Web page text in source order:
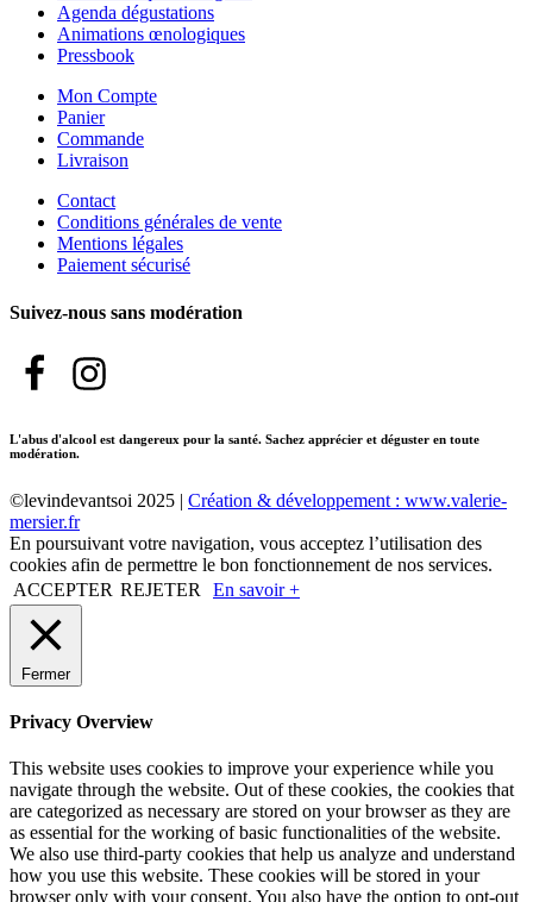
Agenda dégustations
Animations œnologiques
Pressbook
Mon Compte
Panier
Commande
Livraison
Contact
Conditions générales de vente
Mentions légales
Paiement sécurisé
Suivez-nous sans modération
L'abus d'alcool est dangereux pour la santé. Sachez apprécier et déguster en toute
modération.
©levindevantsoi 2025 | Création & développement : www.valerie-
mersier.fr
En poursuivant votre navigation, vous acceptez l’utilisation des
cookies afin de permettre le bon fonctionnement de nos services.
ACCEPTER REJETER En savoir +
Fermer
Privacy Overview
This website uses cookies to improve your experience while you
navigate through the website. Out of these cookies, the cookies that
are categorized as necessary are stored on your browser as they are
as essential for the working of basic functionalities of the website.
We also use third-party cookies that help us analyze and understand
how you use this website. These cookies will be stored in your
browser only with your consent. You also have the option to opt-out